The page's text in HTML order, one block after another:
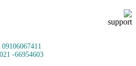
09106067411
66954603- 021